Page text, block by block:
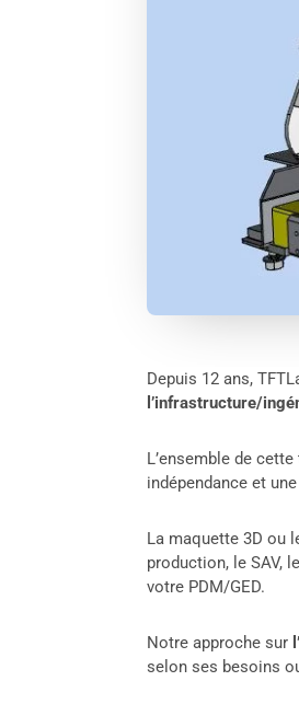
Depuis 12 ans,
l’infrastructure/
L’ensemble de
indépendance et
La maquette 3D ou
production, le SAV,
votre PDM/GED.
Notre approche sur
selon ses besoins